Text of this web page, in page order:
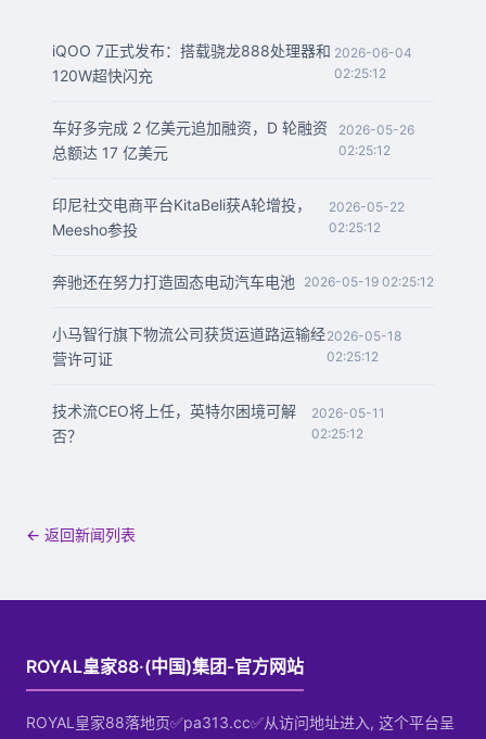
iQOO 7正式发布：搭载骁龙888处理器和
120W超快闪充
2026-06-04
02:25:12
车好多完成 2 亿美元追加融资，D 轮融资
总额达 17 亿美元
2026-05-26
02:25:12
印尼社交电商平台KitaBeli获A轮增投，
Meesho参投
2026-05-22
02:25:12
奔驰还在努力打造固态电动汽车电池 2026-05-19 02:25:12
小马智行旗下物流公司获货运道路运输经
营许可证
2026-05-18
02:25:12
技术流CEO将上任，英特尔困境可解
否？
2026-05-11
02:25:12
← 返回新闻列表
ROYAL皇家88·(中国)集团-官方网站
ROYAL皇家88落地页✅pa313.cc✅从访问地址进入, 这个平台呈